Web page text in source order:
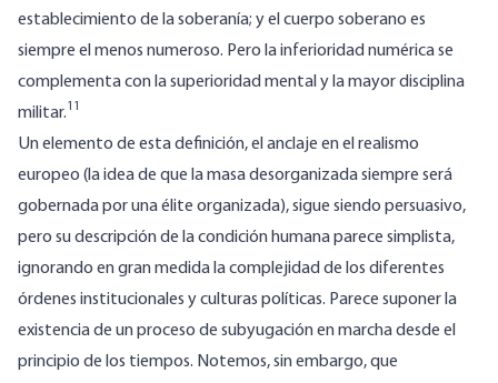
establecimiento de la soberanía; y el cuerpo soberano es
siempre el menos numeroso. Pero la inferioridad numérica se
complementa con la superioridad mental y la mayor disciplina
militar.11
Un elemento de esta definición, el anclaje en el realismo
europeo (la idea de que la masa desorganizada siempre será
gobernada por una élite organizada), sigue siendo persuasivo,
pero su descripción de la condición humana parece simplista,
ignorando en gran medida la complejidad de los diferentes
órdenes institucionales y culturas políticas. Parece suponer la
existencia de un proceso de subyugación en marcha desde el
principio de los tiempos. Notemos, sin embargo, que